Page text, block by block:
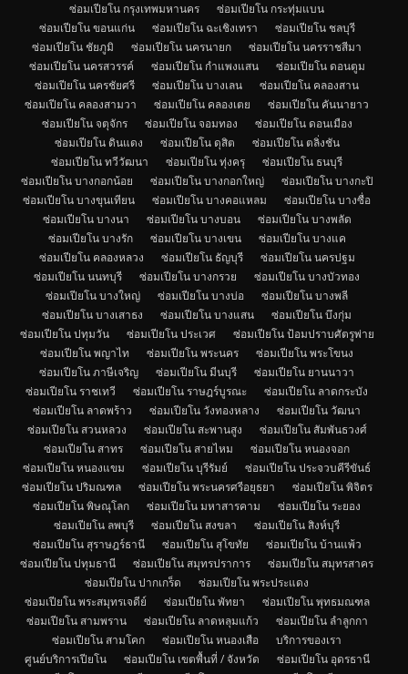
ซ่อมเปียโน กรุงเทพมหานคร
ซ่อมเปียโน กระทุ่มแบน
ซ่อมเปียโน ขอนแก่น
ซ่อมเปียโน ฉะเชิงเทรา
ซ่อมเปียโน ชลบุรี
ซ่อมเปียโน ชัยภูมิ
ซ่อมเปียโน นครนายก
ซ่อมเปียโน นครราชสีมา
ซ่อมเปียโน นครสวรรค์
ซ่อมเปียโน กำแพงแสน
ซ่อมเปียโน ดอนตูม
ซ่อมเปียโน นครชัยศรี
ซ่อมเปียโน บางเลน
ซ่อมเปียโน คลองสาน
ซ่อมเปียโน คลองสามวา
ซ่อมเปียโน คลองเตย
ซ่อมเปียโน คันนายาว
ซ่อมเปียโน จตุจักร
ซ่อมเปียโน จอมทอง
ซ่อมเปียโน ดอนเมือง
ซ่อมเปียโน ดินแดง
ซ่อมเปียโน ดุสิต
ซ่อมเปียโน ตลิ่งชัน
ซ่อมเปียโน ทวีวัฒนา
ซ่อมเปียโน ทุ่งครุ
ซ่อมเปียโน ธนบุรี
ซ่อมเปียโน บางกอกน้อย
ซ่อมเปียโน บางกอกใหญ่
ซ่อมเปียโน บางกะปิ
ซ่อมเปียโน บางขุนเทียน
ซ่อมเปียโน บางคอแหลม
ซ่อมเปียโน บางซื่อ
ซ่อมเปียโน บางนา
ซ่อมเปียโน บางบอน
ซ่อมเปียโน บางพลัด
ซ่อมเปียโน บางรัก
ซ่อมเปียโน บางเขน
ซ่อมเปียโน บางแค
ซ่อมเปียโน คลองหลวง
ซ่อมเปียโน ธัญบุรี
ซ่อมเปียโน นครปฐม
ซ่อมเปียโน นนทบุรี
ซ่อมเปียโน บางกรวย
ซ่อมเปียโน บางบัวทอง
ซ่อมเปียโน บางใหญ่
ซ่อมเปียโน บางบ่อ
ซ่อมเปียโน บางพลี
ซ่อมเปียโน บางเสาธง
ซ่อมเปียโน บางแสน
ซ่อมเปียโน บึงกุ่ม
ซ่อมเปียโน ปทุมวัน
ซ่อมเปียโน ประเวศ
ซ่อมเปียโน ป้อมปราบศัตรูพ่าย
ซ่อมเปียโน พญาไท
ซ่อมเปียโน พระนคร
ซ่อมเปียโน พระโขนง
ซ่อมเปียโน ภาษีเจริญ
ซ่อมเปียโน มีนบุรี
ซ่อมเปียโน ยานนาวา
ซ่อมเปียโน ราชเทวี
ซ่อมเปียโน ราษฎร์บูรณะ
ซ่อมเปียโน ลาดกระบัง
ซ่อมเปียโน ลาดพร้าว
ซ่อมเปียโน วังทองหลาง
ซ่อมเปียโน วัฒนา
ซ่อมเปียโน สวนหลวง
ซ่อมเปียโน สะพานสูง
ซ่อมเปียโน สัมพันธวงศ์
ซ่อมเปียโน สาทร
ซ่อมเปียโน สายไหม
ซ่อมเปียโน หนองจอก
ซ่อมเปียโน หนองแขม
ซ่อมเปียโน บุรีรัมย์
ซ่อมเปียโน ประจวบคีรีขันธ์
ซ่อมเปียโน ปริมณฑล
ซ่อมเปียโน พระนครศรีอยุธยา
ซ่อมเปียโน พิจิตร
ซ่อมเปียโน พิษณุโลก
ซ่อมเปียโน มหาสารคาม
ซ่อมเปียโน ระยอง
ซ่อมเปียโน ลพบุรี
ซ่อมเปียโน สงขลา
ซ่อมเปียโน สิงห์บุรี
ซ่อมเปียโน สุราษฎร์ธานี
ซ่อมเปียโน สุโขทัย
ซ่อมเปียโน บ้านแพ้ว
ซ่อมเปียโน ปทุมธานี
ซ่อมเปียโน สมุทรปราการ
ซ่อมเปียโน สมุทรสาคร
ซ่อมเปียโน ปากเกร็ด
ซ่อมเปียโน พระประแดง
ซ่อมเปียโน พระสมุทรเจดีย์
ซ่อมเปียโน พัทยา
ซ่อมเปียโน พุทธมณฑล
ซ่อมเปียโน สามพราน
ซ่อมเปียโน ลาดหลุมแก้ว
ซ่อมเปียโน ลำลูกกา
ซ่อมเปียโน สามโคก
ซ่อมเปียโน หนองเสือ
บริการของเรา
ศูนย์บริการเปียโน
ซ่อมเปียโน เขตพื้นที่ / จังหวัด
ซ่อมเปียโน อุดรธานี